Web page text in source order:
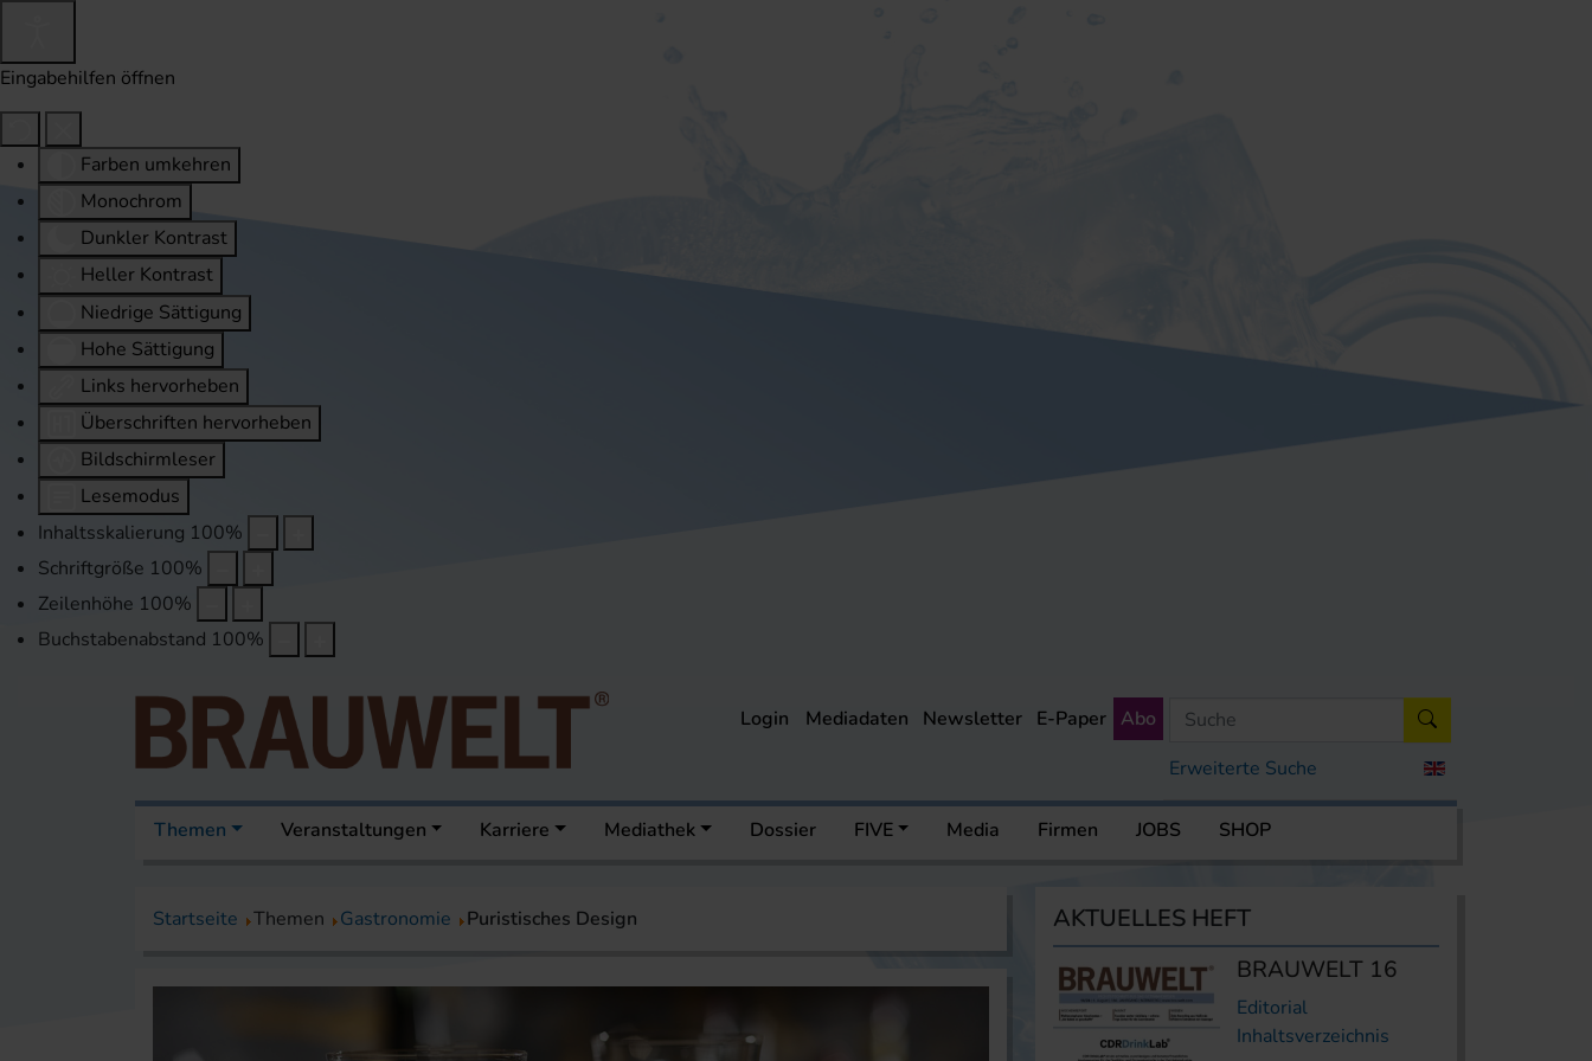
Eingabehilfen öffnen
Farben umkehren
Monochrom
Dunkler Kontrast
Heller Kontrast
Niedrige Sättigung
Hohe Sättigung
Links hervorheben
Überschriften hervorheben
Bildschirmleser
Lesemodus
Inhaltsskalierung 100%
Schriftgröße 100%
Zeilenhöhe 100%
Buchstabenabstand 100%
Erweiterte Suche
Login Mediadaten Newsletter E-Paper Abo
Themen Veranstaltungen Karriere Mediathek Dossier FIVE Media Firmen JOBS SHOP
Startseite Themen Gastronomie Puristisches Design AKTUELLES HEFT
BRAUWELT 16
Editorial
Inhaltsverzeichnis